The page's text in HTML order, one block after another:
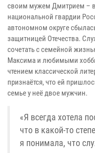
своим мужем Дмитрием –
национальной гвардии
автономном округе
защитницей Отечества.
сочетать с семейной
Максима и любимыми
чтением классической
признаётся, что ей
семье у неё двое мужчин.
«Я всегда хотела
что в какой-то
я понимала, что